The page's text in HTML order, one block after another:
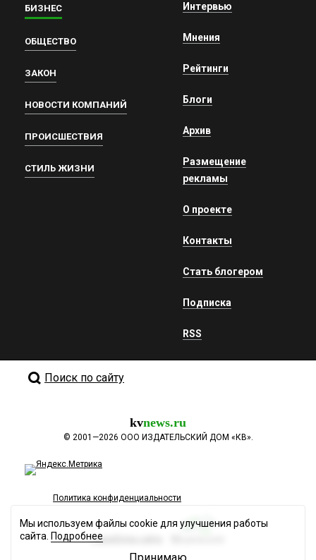
БИЗНЕС
ОБЩЕСТВО
ЗАКОН
НОВОСТИ КОМПАНИЙ
ПРОИСШЕСТВИЯ
СТИЛЬ ЖИЗНИ
Интервью
Мнения
Рейтинги
Блоги
Архив
Размещение
рекламы
О проекте
Контакты
Стать блогером
Подписка
RSS
Поиск по сайту
kvnews.ru
© 2001—2026 ООО ИЗДАТЕЛЬСКИЙ ДОМ «КВ».
Политика конфиденциальности
Разработка сайта
Мы используем файлы cookie для улучшения работы
сайта. Подробнее